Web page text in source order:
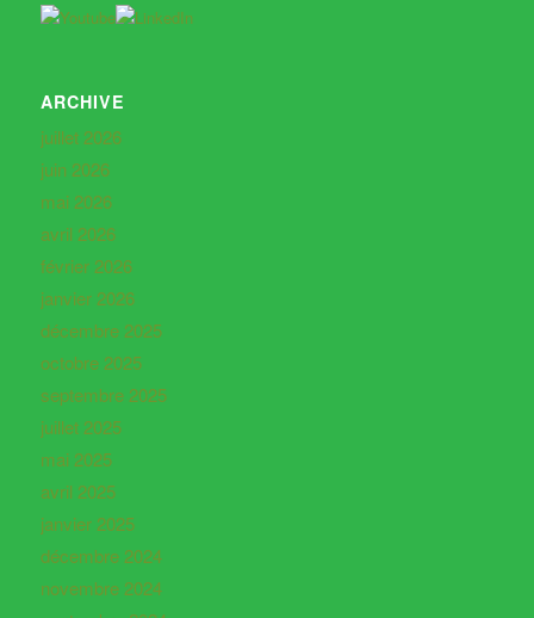
ARCHIVE
juillet 2026
juin 2026
mai 2026
avril 2026
février 2026
janvier 2026
décembre 2025
octobre 2025
septembre 2025
juillet 2025
mai 2025
avril 2025
janvier 2025
décembre 2024
novembre 2024